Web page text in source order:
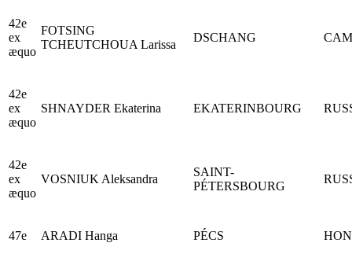
42e
ex
æquo
FOTSING
TCHEUTCHOUA Larissa
DSCHANG
42e
ex
æquo
SHNAYDER Ekaterina EKATERINBOURG
42e
ex
æquo
VOSNIUK Aleksandra
SAINT-
PÉTERSBOURG
47e ARADI Hanga PÉCS